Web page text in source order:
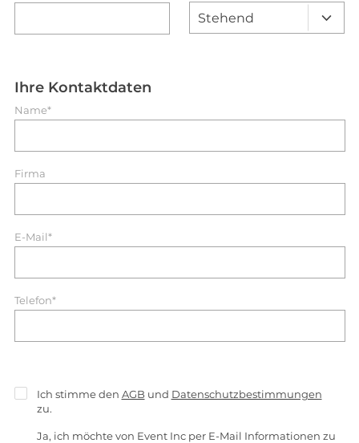
Ihre Kontaktdaten
Name*
Firma
E-Mail*
Telefon*
Ich stimme den AGB und Datenschutzbestimmungen
zu.
Ja, ich möchte von Event Inc per E-Mail Informationen zu